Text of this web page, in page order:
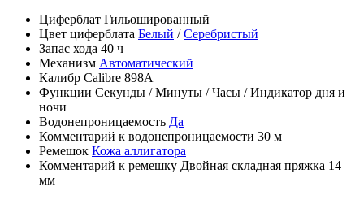
Циферблат Гильошированный
Цвет циферблата Белый /Серебристый
Запас хода 40 ч
Механизм Автоматический
Калибр Calibre 898A
Функции Секунды /Минуты /Часы /Индикатор дня и
ночи
Водонепроницаемость Да
Комментарий к водонепроницаемости 30 м
Ремешок Кожа аллигатора
Комментарий к ремешку Двойная складная пряжка 14
мм